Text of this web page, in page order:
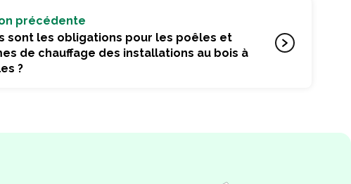
précédente
sont les obligations pour les poêles et
de chauffage des installations au bois à
?